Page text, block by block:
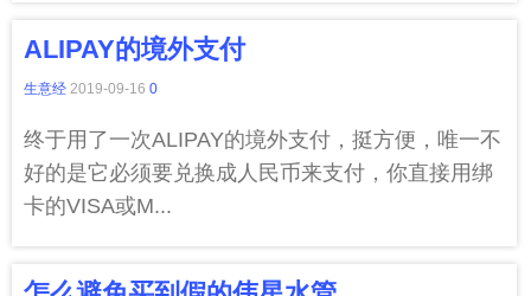
ALIPAY的境外支付
生意经 2019-09-16 0
终于用了一次ALIPAY的境外支付，挺方便，唯一不
好的是它必须要兑换成人民币来支付，你直接用绑
卡的VISA或M...